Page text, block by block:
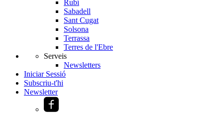
Rubí
Sabadell
Sant Cugat
Solsona
Terrassa
Terres de l'Ebre
Serveis
Newsletters
Iniciar Sessió
Subscriu-t'hi
Newsletter